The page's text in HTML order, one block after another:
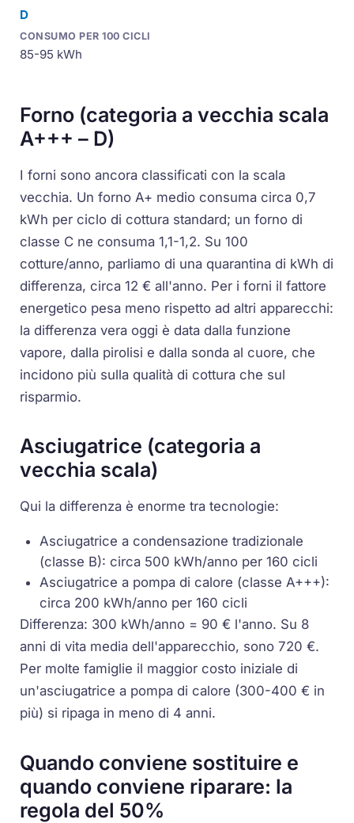
D
85-95 kWh
Forno (categoria a vecchia scala
A+++ – D)
I forni sono ancora classificati con la scala
vecchia. Un forno A+ medio consuma circa 0,7
kWh per ciclo di cottura standard; un forno di
classe C ne consuma 1,1-1,2. Su 100
cotture/anno, parliamo di una quarantina di kWh di
differenza, circa 12 € all'anno. Per i forni il fattore
energetico pesa meno rispetto ad altri apparecchi:
la differenza vera oggi è data dalla funzione
vapore, dalla pirolisi e dalla sonda al cuore, che
incidono più sulla qualità di cottura che sul
risparmio.
Asciugatrice (categoria a
vecchia scala)
Qui la differenza è enorme tra tecnologie:
Asciugatrice a condensazione tradizionale
(classe B): circa 500 kWh/anno per 160 cicli
Asciugatrice a pompa di calore (classe A+++):
circa 200 kWh/anno per 160 cicli
Differenza: 300 kWh/anno = 90 € l'anno. Su 8
anni di vita media dell'apparecchio, sono 720 €.
Per molte famiglie il maggior costo iniziale di
un'asciugatrice a pompa di calore (300-400 € in
più) si ripaga in meno di 4 anni.
Quando conviene sostituire e
quando conviene riparare: la
regola del 50%